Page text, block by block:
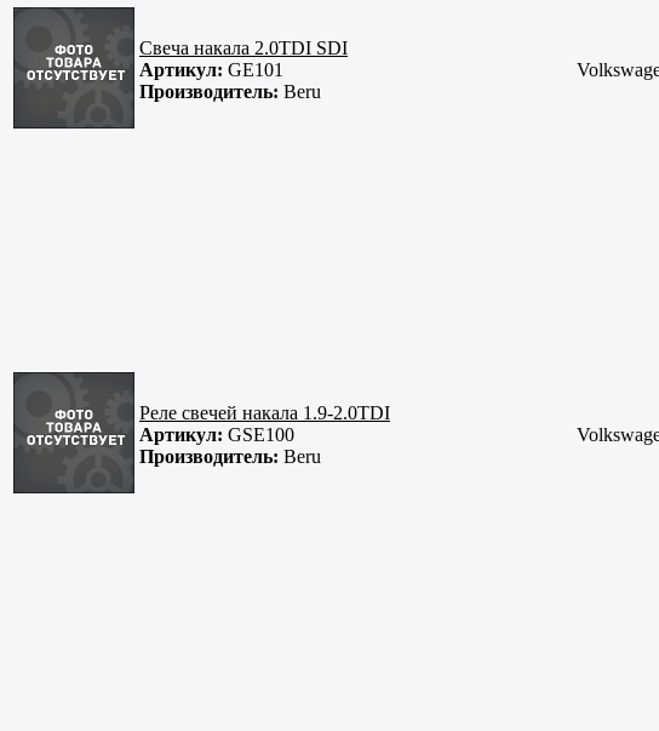
Свеча накала 2.0TDI SDI
Артикул: GE101
Производитель: Beru
Реле свечей накала 1.9-2.0TDI
Артикул: GSE100
Производитель: Beru